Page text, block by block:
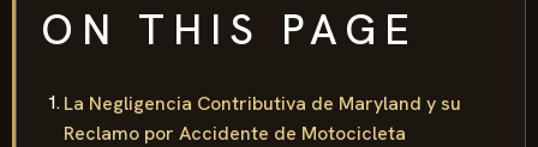
ON THIS PAGE
La Negligencia Contributiva de Maryland y su
Reclamo por Accidente de Motocicleta